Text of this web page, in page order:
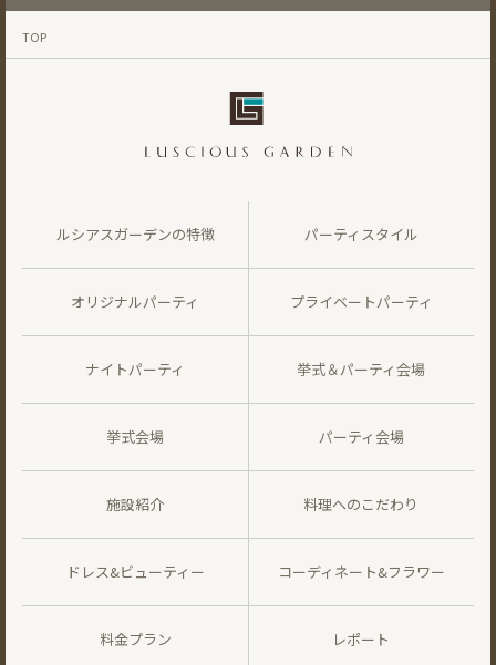
TOP
ルシアスガーデンの特徴 パーティスタイル
オリジナルパーティ プライベートパーティ
ナイトパーティ 挙式＆パーティ会場
挙式会場 パーティ会場
施設紹介 料理へのこだわり
ドレス&ビューティー コーディネート&フラワー
料金プラン レポート